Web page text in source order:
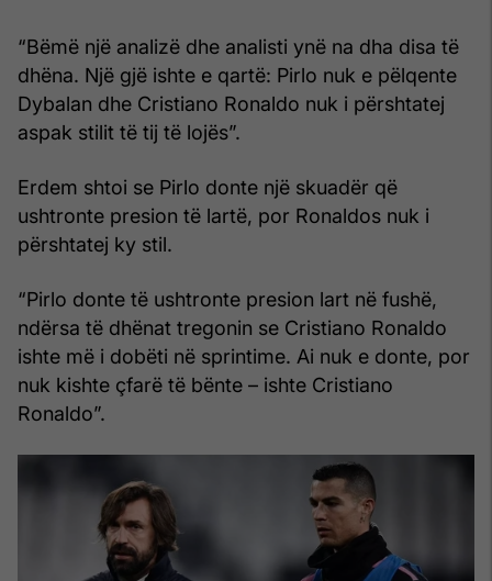
“Bëmë një analizë dhe analisti ynë na dha disa të
dhëna. Një gjë ishte e qartë: Pirlo nuk e pëlqente
Dybalan dhe Cristiano Ronaldo nuk i përshtatej
aspak stilit të tij të lojës”.
Erdem shtoi se Pirlo donte një skuadër që
ushtronte presion të lartë, por Ronaldos nuk i
përshtatej ky stil.
“Pirlo donte të ushtronte presion lart në fushë,
ndërsa të dhënat tregonin se Cristiano Ronaldo
ishte më i dobëti në sprintime. Ai nuk e donte, por
nuk kishte çfarë të bënte – ishte Cristiano
Ronaldo”.